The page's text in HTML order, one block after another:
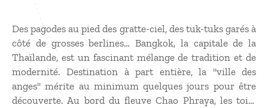
Des pagodes au pied des gratte-ciel, des tuk-tuks garés à
côté de grosses berlines… Bangkok, la capitale de la
Thaïlande, est un fascinant mélange de tradition et de
modernité. Destination à part entière, la "ville des
anges" mérite au minimum quelques jours pour être
découverte. Au bord du fleuve Chao Phraya, les toits